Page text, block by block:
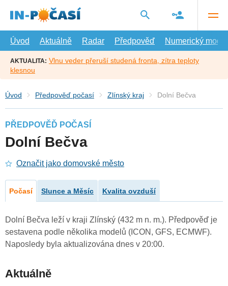
hlavní
Úvod
Aktuálně Radar Předpověď Numerický model
AKTUALITA: Vlnu veder přeruší studená fronta, zítra teploty
klesnou
Úvod Předpověď počasí Zlínský kraj Dolní Bečva
PŘEDPOVĚĎ POČASÍ
Dolní Bečva
Označit jako domovské město
Počasí Slunce a Měsíc Kvalita ovzduší
Dolní Bečva leží v kraji Zlínský (432 m n. m.). Předpověď je
sestavena podle několika modelů (ICON, GFS, ECMWF).
Naposledy byla aktualizována dnes v 20:00.
Aktuálně